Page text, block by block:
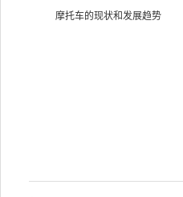
摩托车的现状和发展趋势